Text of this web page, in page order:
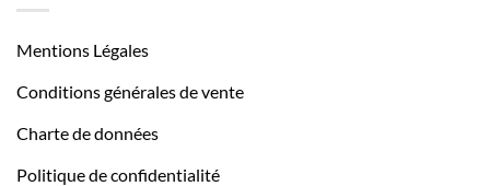
Mentions Légales
Conditions générales de vente
Charte de données
Politique de confidentialité